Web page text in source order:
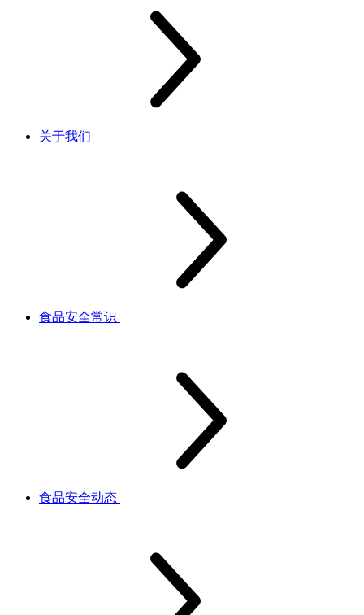
关于我们
食品安全常识
食品安全动态